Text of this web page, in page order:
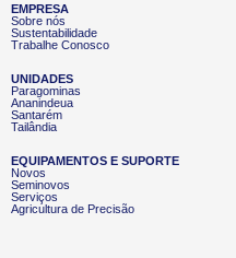
EQUIPAMENTOS E SUPORTE
Novos
Seminovos
Serviços
Agricultura de Precisão
UNIDADES
Paragominas
Ananindeua
Santarém
Tailândia
EMPRESA
Sobre nós
Sustentabilidade
Trabalhe Conosco